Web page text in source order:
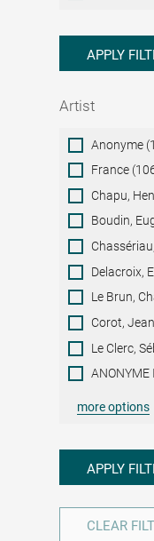
APPLY
Artist
ArtistAnonyme
France
Chapu,
Boudin,
Delacroix,
Le Brun,
Corot,
Le Clerc,
ANONYME
more options
APPLY
CLEAR